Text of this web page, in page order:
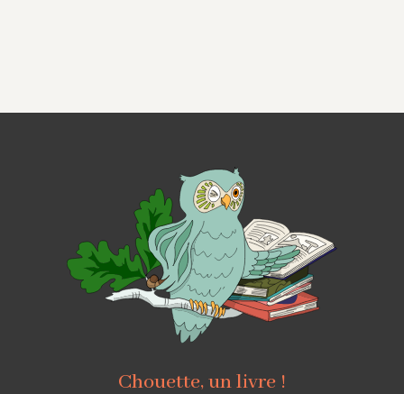
Chouette, un livre !